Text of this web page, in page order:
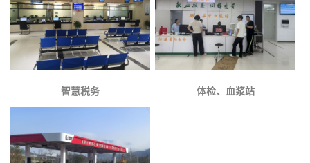
智慧税务 体检、血浆站